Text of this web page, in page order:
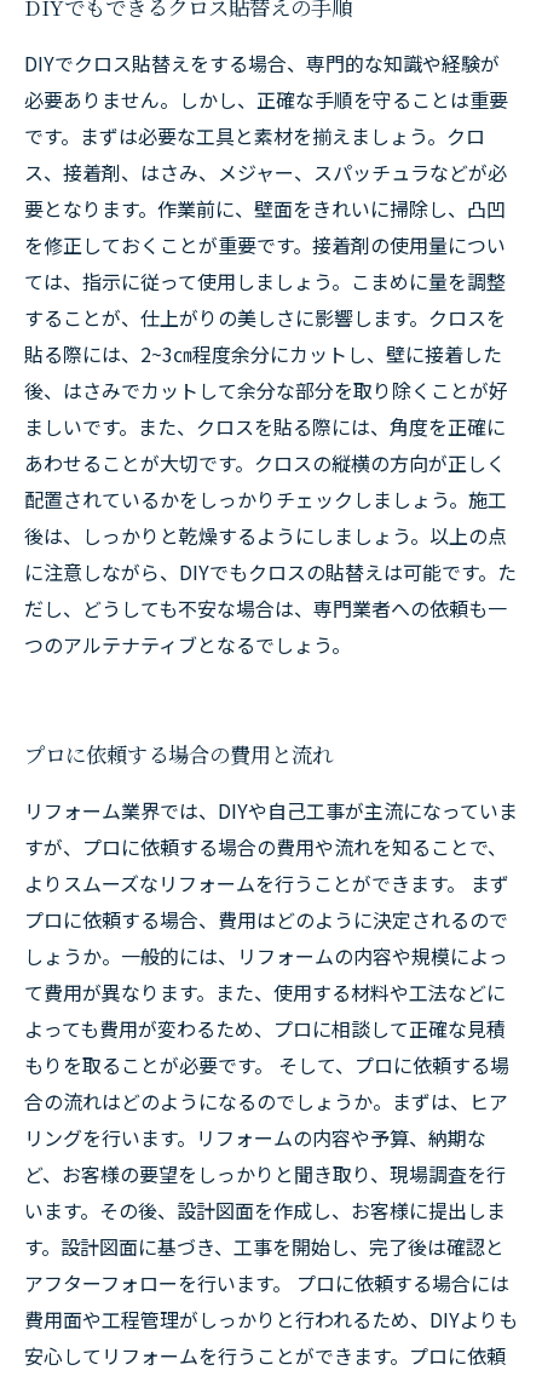
DIYでもできるクロス貼替えの手順
DIYでクロス貼替えをする場合、専門的な知識や経験が
必要ありません。しかし、正確な手順を守ることは重要
です。まずは必要な工具と素材を揃えましょう。クロ
ス、接着剤、はさみ、メジャー、スパッチュラなどが必
要となります。作業前に、壁面をきれいに掃除し、凸凹
を修正しておくことが重要です。接着剤の使用量につい
ては、指示に従って使用しましょう。こまめに量を調整
することが、仕上がりの美しさに影響します。クロスを
貼る際には、2~3㎝程度余分にカットし、壁に接着した
後、はさみでカットして余分な部分を取り除くことが好
ましいです。また、クロスを貼る際には、角度を正確に
あわせることが大切です。クロスの縦横の方向が正しく
配置されているかをしっかりチェックしましょう。施工
後は、しっかりと乾燥するようにしましょう。以上の点
に注意しながら、DIYでもクロスの貼替えは可能です。た
だし、どうしても不安な場合は、専門業者への依頼も一
つのアルテナティブとなるでしょう。
プロに依頼する場合の費用と流れ
リフォーム業界では、DIYや自己工事が主流になっていま
すが、プロに依頼する場合の費用や流れを知ることで、
よりスムーズなリフォームを行うことができます。 まず
プロに依頼する場合、費用はどのように決定されるので
しょうか。一般的には、リフォームの内容や規模によっ
て費用が異なります。また、使用する材料や工法などに
よっても費用が変わるため、プロに相談して正確な見積
もりを取ることが必要です。 そして、プロに依頼する場
合の流れはどのようになるのでしょうか。まずは、ヒア
リングを行います。リフォームの内容や予算、納期な
ど、お客様の要望をしっかりと聞き取り、現場調査を行
います。その後、設計図面を作成し、お客様に提出しま
す。設計図面に基づき、工事を開始し、完了後は確認と
アフターフォローを行います。 プロに依頼する場合には
費用面や工程管理がしっかりと行われるため、DIYよりも
安心してリフォームを行うことができます。プロに依頼